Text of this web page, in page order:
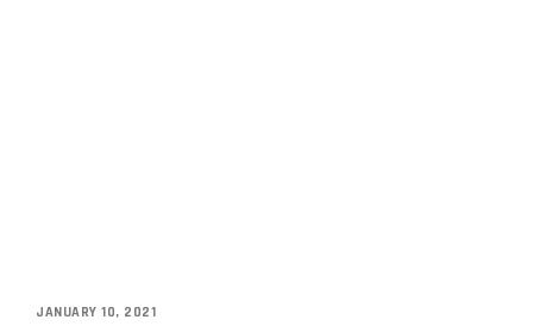
JANUARY 10, 2021